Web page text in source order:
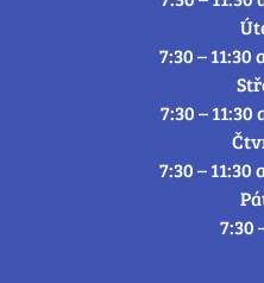
7:30 – 11:30
7:30 – 11:30
7:30 – 11:30
7:30